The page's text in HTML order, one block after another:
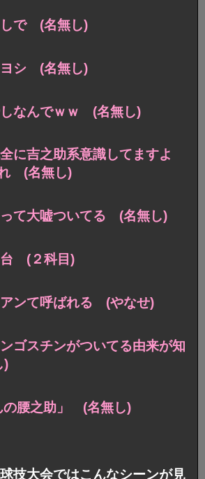
しで (名無し)
ヨシ (名無し)
しなんでｗｗ (名無し)
に吉之助系意識してますよ
(名無し)
て大嘘ついてる (名無し)
台 (２科目)
ンて呼ばれる (やなせ)
ゴスチンがついてる由来が知
)
の腰之助」 (名無し)
技大会ではこんなシーンが見